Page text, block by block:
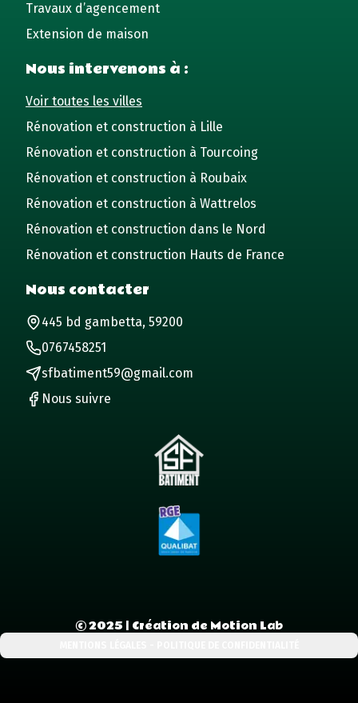
Travaux d’agencement
Extension de maison
Nous intervenons à :
Voir toutes les villes
Rénovation et construction à Lille
Rénovation et construction à Tourcoing
Rénovation et construction à Roubaix
Rénovation et construction à Wattrelos
Rénovation et construction dans le Nord
Rénovation et construction Hauts de France
Nous contacter
445 bd gambetta, 59200
0767458251
sfbatiment59@gmail.com
Nous suivre
©2025 | Création de Motion Lab